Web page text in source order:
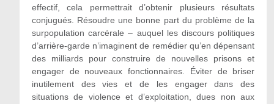
effectif, cela permettrait d’obtenir plusieurs résultats
conjugués. Résoudre une bonne part du problème de la
surpopulation carcérale – auquel les discours politiques
d’arrière-garde n’imaginent de remédier qu’en dépensant
des milliards pour construire de nouvelles prisons et
engager de nouveaux fonctionnaires. Éviter de briser
inutilement des vies et de les engager dans des
situations de violence et d’exploitation, dues non aux